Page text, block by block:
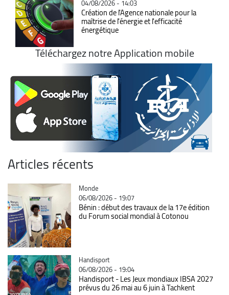
04/08/2026 - 14:03
Création de l'Agence nationale pour la
maîtrise de l'énergie et l'efficacité
énergétique
Téléchargez notre Application mobile
Articles récents
Catégorie
Monde
06/08/2026 - 19:07
Bénin : début des travaux de la 17e édition
du Forum social mondial à Cotonou
Catégorie
Handisport
06/08/2026 - 19:04
Handisport - Les Jeux mondiaux IBSA 2027
prévus du 26 mai au 6 juin à Tachkent